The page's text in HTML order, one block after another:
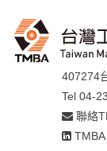
407274
Tel 04-
聯絡